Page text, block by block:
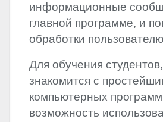
информационные
главной программе, и
обработки
Для обучения
знакомится с
компьютерных
возможность